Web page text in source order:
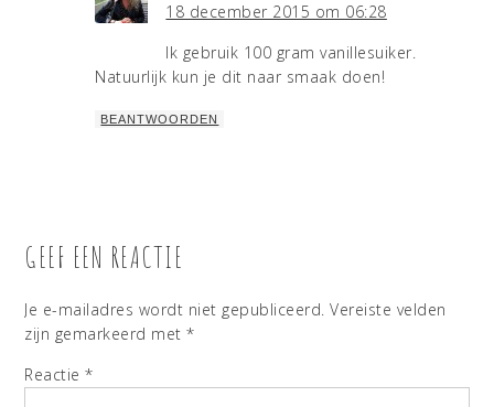
18 december 2015 om 06:28
Ik gebruik 100 gram vanillesuiker.
Natuurlijk kun je dit naar smaak doen!
BEANTWOORDEN
GEEF EEN REACTIE
Je e-mailadres wordt niet gepubliceerd. Vereiste velden
zijn gemarkeerd met*
Reactie*